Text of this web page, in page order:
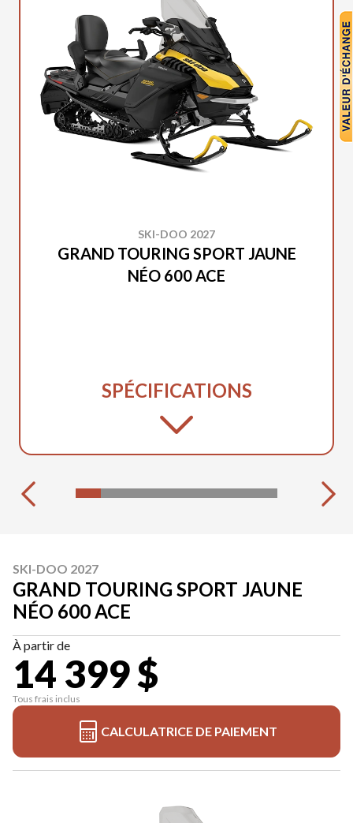
SKI-DOO 2027
GRAND TOURING SPORT JAUNE
NÉO 600 ACE
SPÉCIFICATIONS
SKI-DOO 2027
GRAND TOURING SPORT JAUNE
NÉO 600 ACE
À partir de
14 399 $
Tous frais inclus
CALCULATRICE DE PAIEMENT